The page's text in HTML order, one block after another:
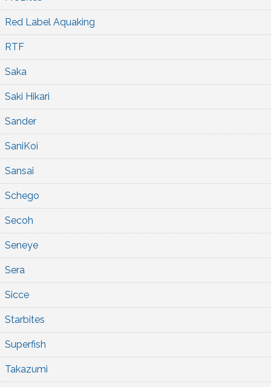
Red Label Aquaking
RTF
Saka
Saki Hikari
Sander
SaniKoi
Sansai
Schego
Secoh
Seneye
Sera
Sicce
Starbites
Superfish
Takazumi